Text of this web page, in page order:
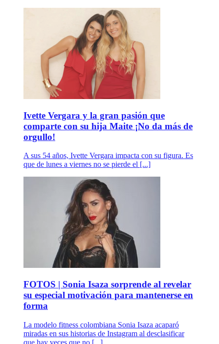
Ivette Vergara y la gran pasión que
comparte con su hija Maite ¡No da más de
orgullo!
A sus 54 años, Ivette Vergara impacta con su figura. Es
que de lunes a viernes no se pierde el [...]
FOTOS | Sonia Isaza sorprende al revelar
su especial motivación para mantenerse en
forma
La modelo fitness colombiana Sonia Isaza acaparó
miradas en sus historias de Instagram al desclasificar
que hay veces que no [...]